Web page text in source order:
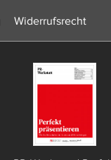
Widerrufsrecht